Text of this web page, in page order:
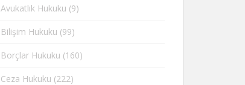
Avukatlık Hukuku (9)
Bilişim Hukuku (99)
Borçlar Hukuku (160)
Ceza Hukuku (222)